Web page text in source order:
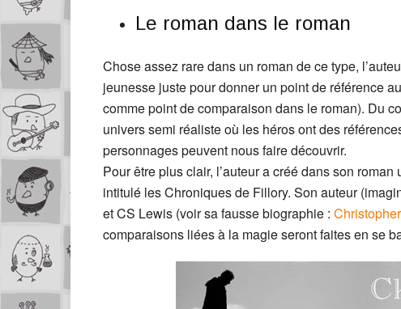
Le roman dans le roman
Chose assez rare dans un roman de ce type,
jeunesse juste pour donner un point de référence
comme point de comparaison dans le roman). Du
univers semi réaliste où les héros ont des
personnages peuvent nous faire découvrir.
Pour être plus clair, l’auteur a créé dans son
intitulé les Chroniques de Fillory. Son auteur
et CS Lewis (voir sa fausse biographie :
comparaisons liées à la magie seront faites en se